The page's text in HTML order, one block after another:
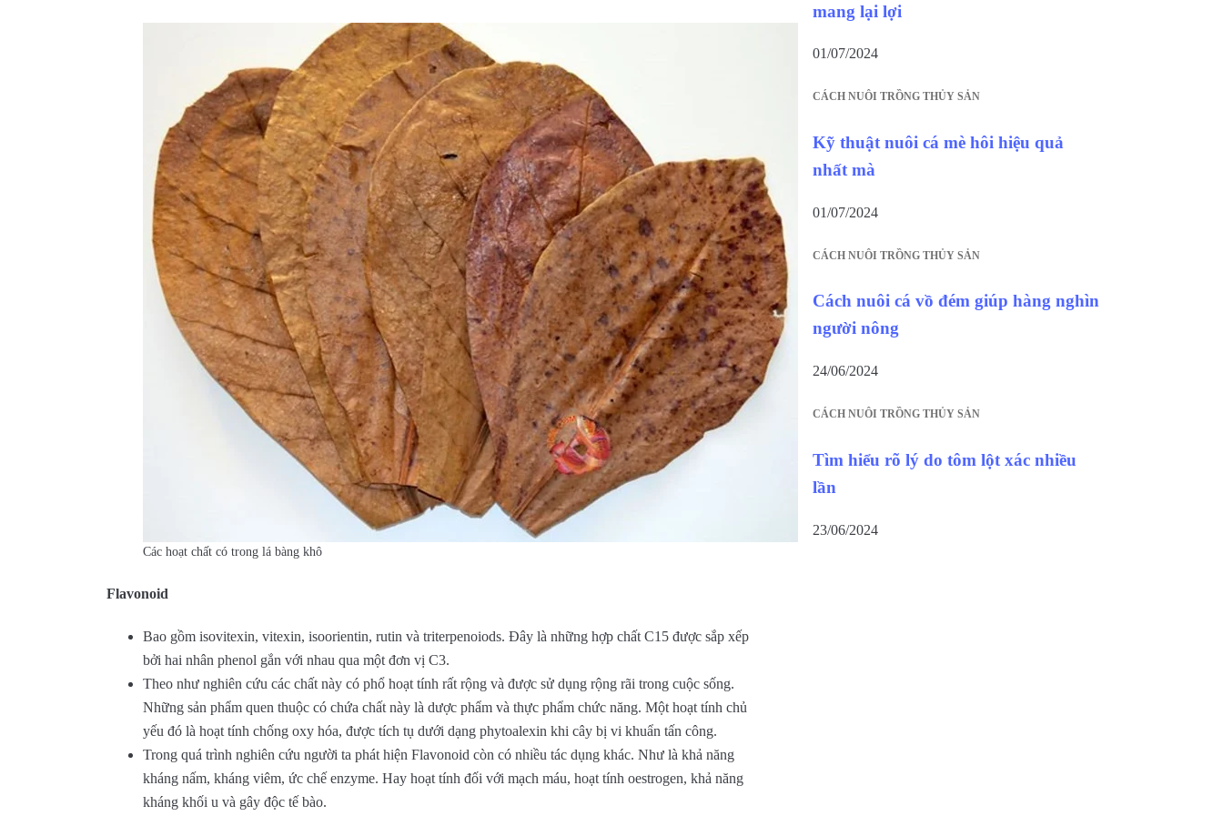
Các hoạt chất có trong lá bàng khô
Flavonoid
Bao gồm isovitexin, vitexin, isoorientin, rutin và triterpenoiods. Đây là những hợp chất C15 được sắp xếp
bởi hai nhân phenol gắn với nhau qua một đơn vị C3.
Theo như nghiên cứu các chất này có phổ hoạt tính rất rộng và được sử dụng rộng rãi trong cuộc sống.
Những sản phẩm quen thuộc có chứa chất này là dược phẩm và thực phẩm chức năng. Một hoạt tính chủ
yếu đó là hoạt tính chống oxy hóa, được tích tụ dưới dạng phytoalexin khi cây bị vi khuẩn tấn công.
Trong quá trình nghiên cứu người ta phát hiện Flavonoid còn có nhiều tác dụng khác. Như là khả năng
kháng nấm, kháng viêm, ức chế enzyme. Hay hoạt tính đối với mạch máu, hoạt tính oestrogen, khả năng
kháng khối u và gây độc tế bào.
mang lại lợi
01/07/2024
CÁCH NUÔI TRỒNG THỦY SẢN
Kỹ thuật nuôi cá mè hôi hiệu quả
nhất mà
01/07/2024
CÁCH NUÔI TRỒNG THỦY SẢN
Cách nuôi cá vồ đém giúp hàng nghìn
người nông
24/06/2024
CÁCH NUÔI TRỒNG THỦY SẢN
Tìm hiểu rõ lý do tôm lột xác nhiều
lần
23/06/2024